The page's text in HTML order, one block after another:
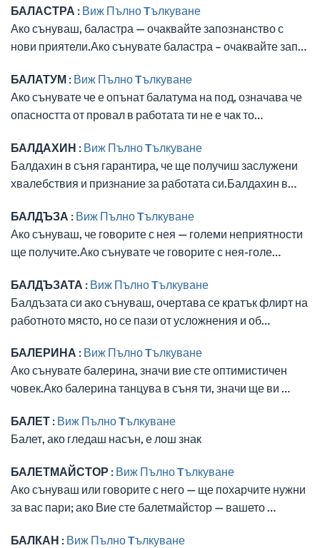
БАЛАСТРА : Виж Пълно Tълкуване
Ако сънуваш, баластра — очаквайте запознанство с
нови приятели.Ако сънувате баластра – очаквайте зап…
БАЛАТУМ : Виж Пълно Tълкуване
Ако сънувате че е опънат балатума на под, означава че
опасността от провал в работата ти не е чак то…
БАЛДАХИН : Виж Пълно Tълкуване
Балдахин в съня гарантира, че ще получиш заслужени
хвалебствия и признание за работата си.Балдахин в…
БАЛДЪЗА : Виж Пълно Tълкуване
Ако сънуваш, че говорите с нея — големи неприятности
ще получите.Ако сънувате че говорите с нея-голе…
БАЛДЪЗАТА : Виж Пълно Tълкуване
Балдъзата си ако сънуваш, очертава се кратък флирт на
работното място, но се пази от усложнения и об…
БАЛЕРИНА : Виж Пълно Tълкуване
Ако сънувате балерина, значи вие сте оптимистичен
човек.Ако балерина танцува в съня ти, значи ще ви …
БАЛЕТ : Виж Пълно Tълкуване
Балет, ако гледаш насън, е лош знак
БАЛЕТМАЙСТОР : Виж Пълно Tълкуване
Ако сънуваш или говорите с него — ще похарчите нужни
за вас пари; ако Вие сте балетмайстор — вашето …
БАЛКАН : Виж Пълно Tълкуване